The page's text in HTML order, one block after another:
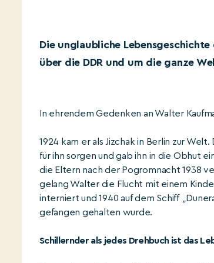
Die unglaubliche
über die DDR und um die ganze
In ehrendem Gedenken an Walter
1924 kam er als Jizchak in Berlin zur
für ihn sorgen und gab ihn in die Obhut
die Eltern nach der Pogromnacht 1938
gelang Walter die Flucht mit einem
interniert und 1940 auf dem Schiff
gefangen gehalten wurde.
Schillernder als jedes Drehbuch ist das